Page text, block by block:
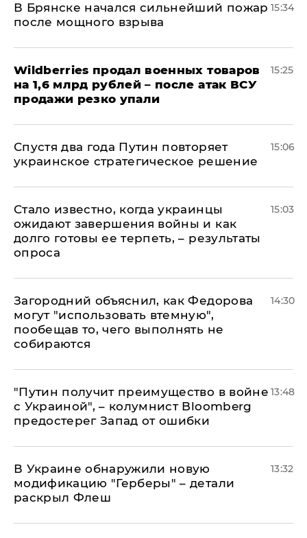
В Брянске начался сильнейший пожар
после мощного взрыва
15:34
​Wildberries продал военных товаров
на 1,6 млрд рублей – после атак ВСУ
продажи резко упали
15:25
Спустя два года Путин повторяет
украинское стратегическое решение
15:06
Стало известно, когда украинцы
ожидают завершения войны и как
долго готовы ее терпеть, – результаты
опроса
15:03
Загородний объяснил, как Федорова
могут "использовать втемную",
пообещав то, чего выполнять не
собираются
14:30
"Путин получит преимущество в войне
с Украиной", – колумнист Bloomberg
предостерег Запад от ошибки
13:48
В Украине обнаружили новую
модификацию "Герберы" – детали
раскрыл Флеш
13:32